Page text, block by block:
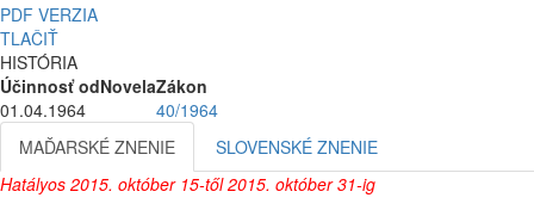
PDF VERZIA
TLAČIŤ
HISTÓRIA
Účinnosť odNovelaZákon
01.04.1964
40/1964
MAĎARSKÉ ZNENIE
SLOVENSKÉ ZNENIE
Hatályos 2015. október 15-től 2015. október 31-ig